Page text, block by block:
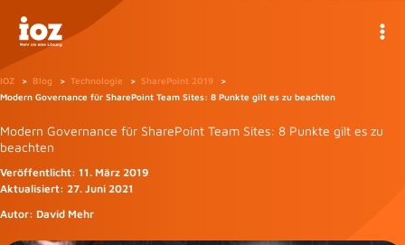
Inhalt
springen
IOZ Blog Technologie
SharePoint 2019
Modern Governance für SharePoint Team Sites: 8 Punkte gilt es zu beachten
Modern Governance für SharePoint Team Sites: 8 Punkte gilt es zu
beachten
Veröffentlicht: 11. März 2019
Aktualisiert: 27. Juni 2021
Autor: David Mehr